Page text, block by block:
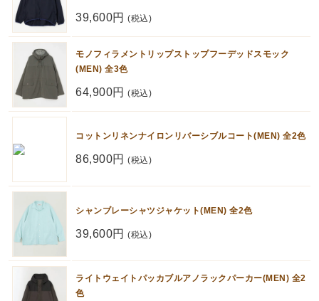
39,600円 (税込)
モノフィラメントリップストップフーデッドスモック
(MEN) 全3色
64,900円 (税込)
コットンリネンナイロンリバーシブルコート(MEN) 全2色
86,900円 (税込)
シャンブレーシャツジャケット(MEN) 全2色
39,600円 (税込)
ライトウェイトパッカブルアノラックパーカー(MEN) 全2
色